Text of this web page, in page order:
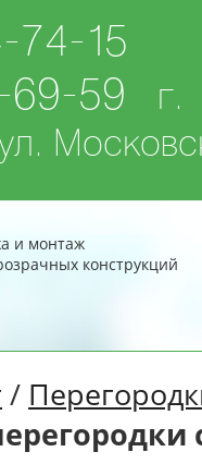
74-15
69-59
г.
и монтаж
конструкций
/